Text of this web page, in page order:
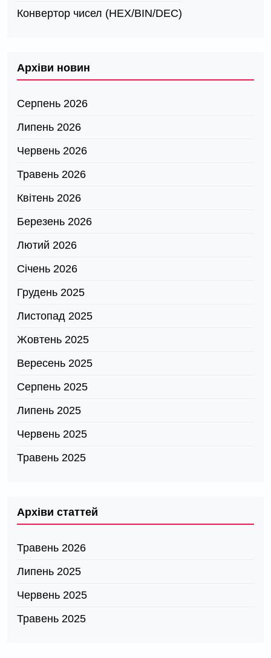
Конвертор чисел (HEX/BIN/DEC)
Архіви новин
Серпень 2026
Липень 2026
Червень 2026
Травень 2026
Квітень 2026
Березень 2026
Лютий 2026
Січень 2026
Грудень 2025
Листопад 2025
Жовтень 2025
Вересень 2025
Серпень 2025
Липень 2025
Червень 2025
Травень 2025
Архіви статтей
Травень 2026
Липень 2025
Червень 2025
Травень 2025